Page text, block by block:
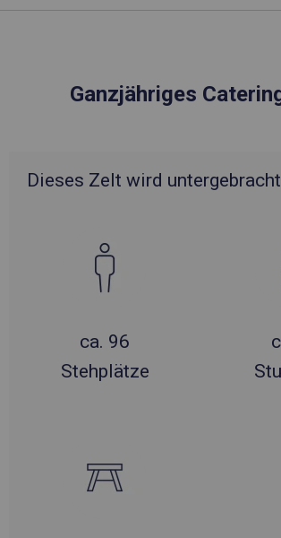
Ganzjähriges
Dieses Zelt wird
ca. 96
Stehplätze